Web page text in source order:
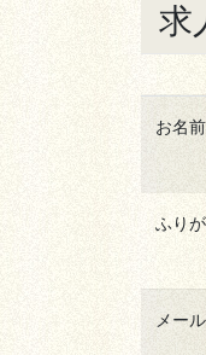
求
お名前
ふり
メー